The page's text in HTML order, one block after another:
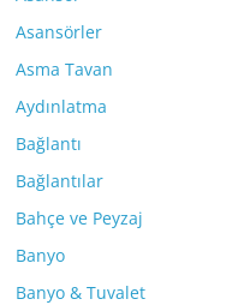
Asansörler
Asma Tavan
Aydınlatma
Bağlantı
Bağlantılar
Bahçe ve Peyzaj
Banyo
Banyo & Tuvalet